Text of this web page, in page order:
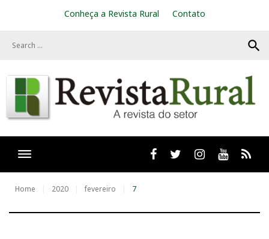
Conheça a Revista Rural Contato
search
Facebooktwitter Instagram
Youtube
Home 2020 fevereiro 7